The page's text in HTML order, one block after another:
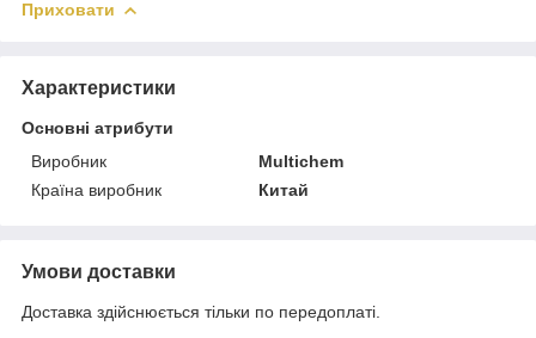
Приховати
Характеристики
Основні атрибути
Виробник
Multichem
Країна виробник
Китай
Умови доставки
Доставка здійснюється тільки по передоплаті.